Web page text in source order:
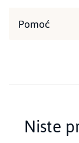
Pomoć
Niste